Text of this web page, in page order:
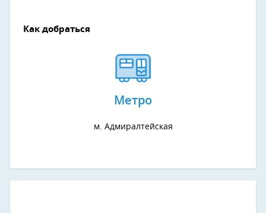
Как добраться
Метро
м. Адмиралтейская